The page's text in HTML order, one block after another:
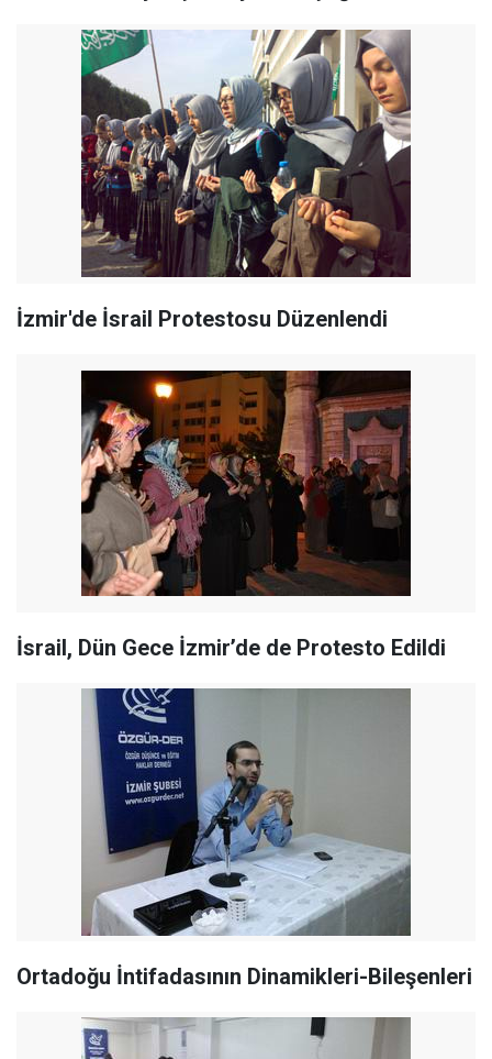
İzmir'de İsrail Protestosu Düzenlendi
İsrail, Dün Gece İzmir’de de Protesto Edildi
Ortadoğu İntifadasının Dinamikleri-Bileşenleri